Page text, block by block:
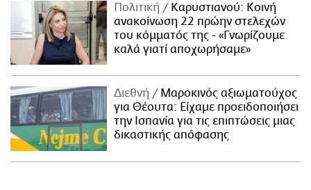
Πολιτική
Καρυστιανού: Κοινή
ανακοίνωση 22 πρώην στελεχών
του κόμματός της - «Γνωρίζουμε
καλά γιατί αποχωρήσαμε»
Διεθνή
Μαροκινός αξιωματούχος
για Θέουτα: Είχαμε προειδοποιήσει
την Ισπανία για τις επιπτώσεις μιας
δικαστικής απόφασης